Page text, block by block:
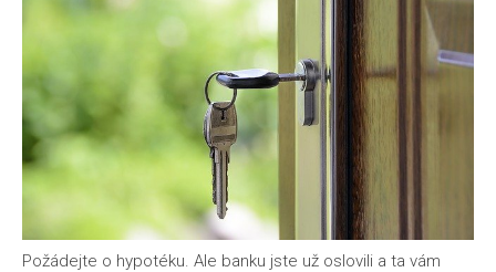
Požádejte o hypotéku. Ale banku jste už oslovili a ta vám